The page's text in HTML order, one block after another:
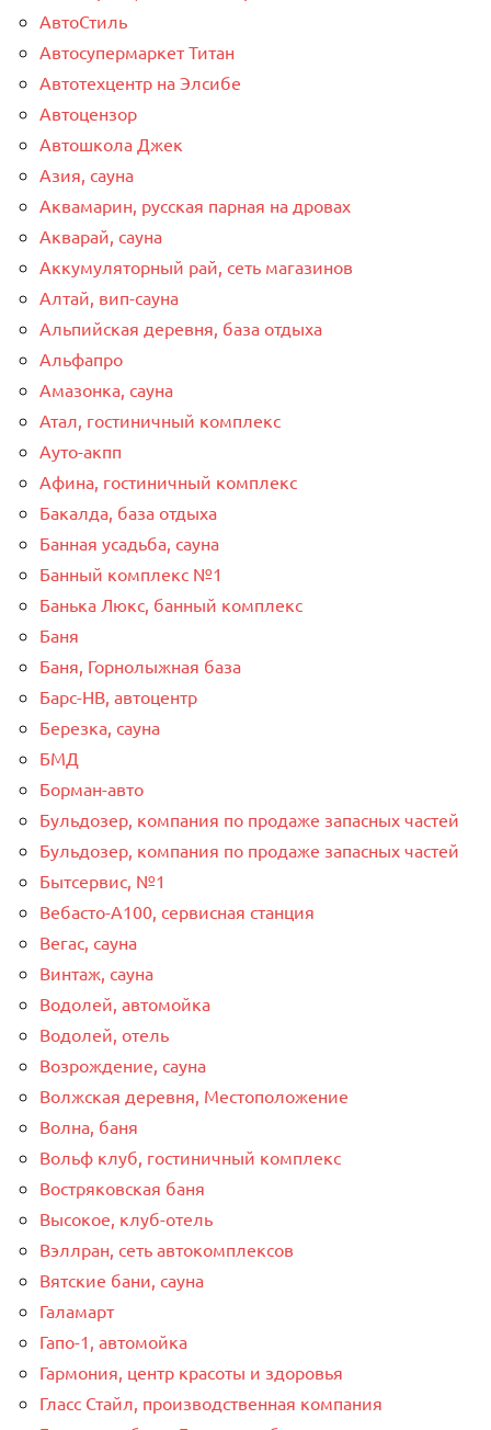
АвтоСтиль
Автосупермаркет Титан
Автотехцентр на Элсибе
Автоцензор
Автошкола Джек
Азия, сауна
Аквамарин, русская парная на дровах
Акварай, сауна
Аккумуляторный рай, сеть магазинов
Алтай, вип-сауна
Альпийская деревня, база отдыха
Альфапро
Амазонка, сауна
Атал, гостиничный комплекс
Ауто-акпп
Афина, гостиничный комплекс
Бакалда, база отдыха
Банная усадьба, сауна
Банный комплекс №1
Банька Люкс, банный комплекс
Баня
Баня, Горнолыжная база
Барс-НВ, автоцентр
Березка, сауна
БМД
Борман-авто
Бульдозер, компания по продаже запасных частей
Бульдозер, компания по продаже запасных частей
Бытсервис, №1
Вебасто-А100, сервисная станция
Вегас, сауна
Винтаж, сауна
Водолей, автомойка
Водолей, отель
Возрождение, сауна
Волжская деревня, Местоположение
Волна, баня
Вольф клуб, гостиничный комплекс
Востряковская баня
Высокое, клуб-отель
Вэллран, сеть автокомплексов
Вятские бани, сауна
Галамарт
Гапо-1, автомойка
Гармония, центр красоты и здоровья
Гласс Стайл, производственная компания